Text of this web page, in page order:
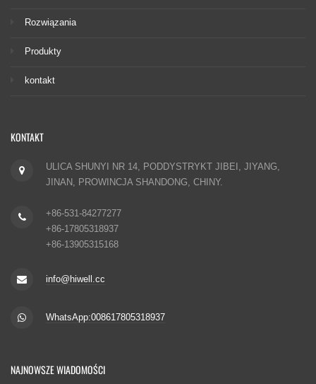
Rozwiązania
Produkty
kontakt
KONTAKT
ULICA SHUNYI NR 14, PODDYSTRYKT JIBEI, JIYANG,
JINAN, PROWINCJA SHANDONG, CHINY.
+86-531-84277277
+86-17805318937
+86-13905315168
info@hiwell.cc
WhatsApp:008617805318937
NAJNOWSZE WIADOMOŚCI